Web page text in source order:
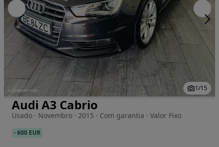
Imagem 1 de 15
1/15
Audi A3 Cabrio
Usado · Novembro · 2015 · Com garantia · Valor Fixo
-600 EUR